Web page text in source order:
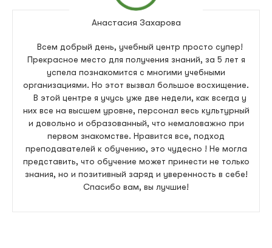
Анастасия Захарова
Всем добрый день, учебный центр просто супер!
Прекрасное место для получения знаний, за 5 лет я
успела познакомится с многими учебными
организациями. Но этот вызвал большое восхищение.
В этой центре я учусь уже две недели, как всегда у
них все на высшем уровне, персонал весь культурный
и довольно и образованный, что немаловажно при
первом знакомстве. Нравится все, подход
преподавателей к обучению, это чудесно ! Не могла
представить, что обучение может принести не только
знания, но и позитивный заряд и уверенность в себе!
Спасибо вам, вы лучшие!